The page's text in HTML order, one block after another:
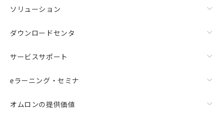
ソリューション
ダウンロードセンタ
サービスサポート
eラーニング・セミナ
オムロンの提供価値